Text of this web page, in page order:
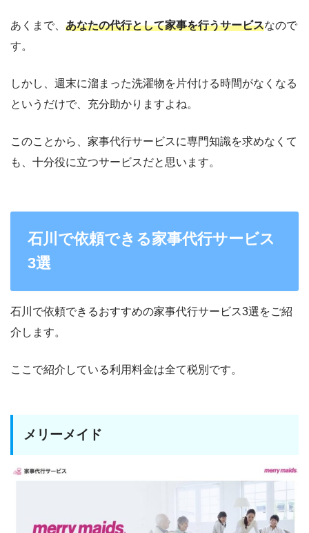
あくまで、 あなたの代行として家事を行うサービスなので
す。
しかし、週末に溜まった洗濯物を片付ける時間がなくなる
というだけで、充分助かりますよね。
このことから、家事代行サービスに専門知識を求めなくて
も、十分役に立つサービスだと思います。
石川で依頼できる家事代行サービス
3選
石川で依頼できるおすすめの家事代行サービス3選をご紹
介します。
ここで紹介している利用料金は全て税別です。
メリーメイド